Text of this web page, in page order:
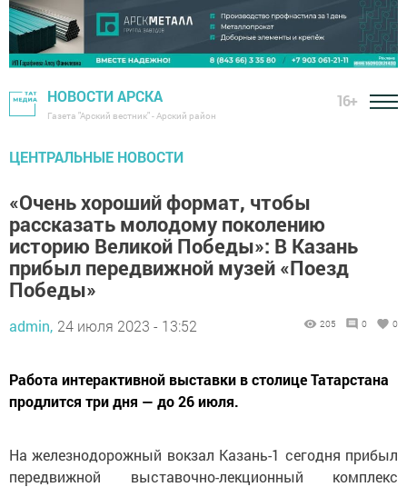
НОВОСТИ АРСКА
Газета "Арский вестник" - Арский район
16+
ЦЕНТРАЛЬНЫЕ НОВОСТИ
«Очень хороший формат, чтобы
рассказать молодому поколению
историю Великой Победы»: В Казань
прибыл передвижной музей «Поезд
Победы»
admin, 24 июля 2023 - 13:52 205 0 0
Работа интерактивной выставки в столице Татарстана
продлится три дня — до 26 июля.
На железнодорожный вокзал Казань-1 сегодня прибыл
передвижной выставочно-лекционный комплекс